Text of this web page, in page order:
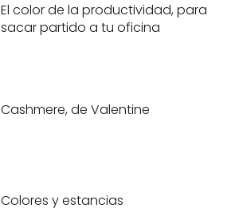
El color de la productividad, para
sacar partido a tu oficina
Cashmere, de Valentine
Colores y estancias